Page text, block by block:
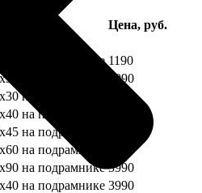
Цена, руб.
на подрамнике 1190
на подрамнике
1990
на подрамнике
на подрамнике
на подрамнике
на подрамнике
на подрамнике 3990
на подрамнике 3990